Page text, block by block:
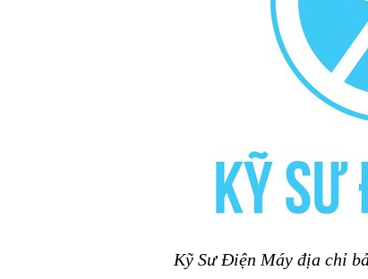
Kỹ Sư Điện Máy địa chỉ